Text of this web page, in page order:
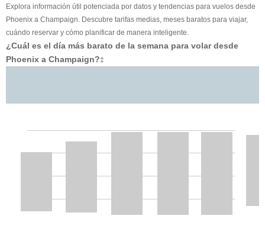
Explora información útil potenciada por datos y tendencias para vuelos desde
Phoenix a Champaign. Descubre tarifas medias, meses baratos para viajar,
cuándo reservar y cómo planificar de manera inteligente.
¿Cuál es el día más barato de la semana para volar desde
Phoenix a Champaign?‡